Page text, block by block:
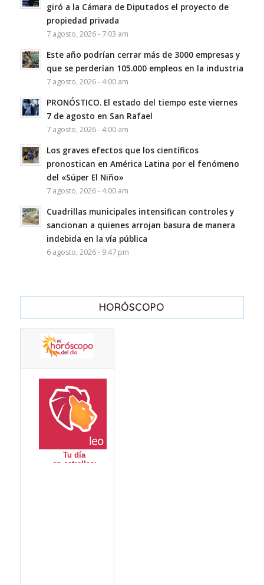
giró a la Cámara de Diputados el proyecto de
propiedad privada
7 agosto, 2026 - 7:03 am
Este año podrían cerrar más de 3000 empresas y
que se perderían 105.000 empleos en la industria
7 agosto, 2026 - 4:00 am
PRONÓSTICO. El estado del tiempo este viernes
7 de agosto en San Rafael
7 agosto, 2026 - 4:00 am
Los graves efectos que los científicos
pronostican en América Latina por el fenómeno
del «Súper El Niño»
7 agosto, 2026 - 4:00 am
Cuadrillas municipales intensifican controles y
sancionan a quienes arrojan basura de manera
indebida en la vía pública
6 agosto, 2026 - 9:47 pm
HORÓSCOPO